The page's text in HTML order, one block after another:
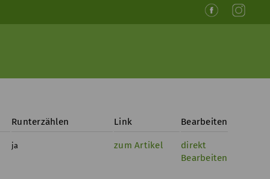
Runterzählen Link Bearbeiten
ja zum Artikel
direkt
Bearbeiten